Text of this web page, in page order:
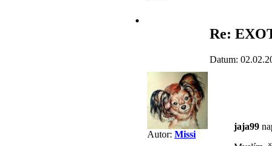
Autor: Missi
Re:
Datum:
jaja99